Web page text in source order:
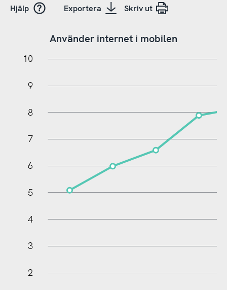
Hjälp Exportera Skriv ut
Använder internet i mobilen
0
10
9
8
7
6
5
4
3
2